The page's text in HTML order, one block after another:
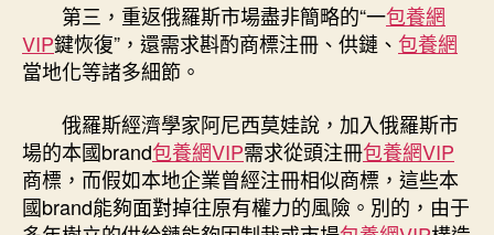
第三，重返俄羅斯市場盡非簡略的“一包養網
VIP鍵恢復”，還需求斟酌商標注冊、供鏈、 包養網
當地化等諸多細節。
俄羅斯經濟學家阿尼西莫娃說，加入俄羅斯市
場的本國brand包養網VIP需求從頭注冊包養網VIP
商標，而假如本地企業曾經注冊相似商標，這些本
國brand能夠面對掉往原有權力的風險。別的，由于